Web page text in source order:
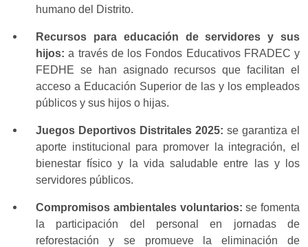
humano del Distrito.
Recursos para educación de servidores y sus
hijos: a través de los Fondos Educativos FRADEC y
FEDHE se han asignado recursos que facilitan el
acceso a Educación Superior de las y los empleados
públicos y sus hijos o hijas.
Juegos Deportivos Distritales 2025: se garantiza el
aporte institucional para promover la integración, el
bienestar físico y la vida saludable entre las y los
servidores públicos.
Compromisos ambientales voluntarios: se fomenta
la participación del personal en jornadas de
reforestación y se promueve la eliminación de